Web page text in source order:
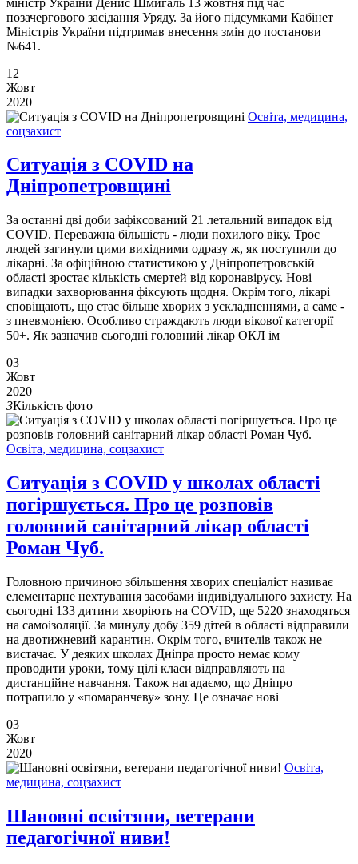
позачергового засідання Уряду. За його підсумками Кабінет
Міністрів України підтримав внесення змін до постанови
№641.
12
Жовт
2020
Освіта, медицина,
соцзахист
Ситуація з COVID на
Дніпропетровщині
За останні дві доби зафіксований 21 летальний випадок від
COVID. Переважна більшість - люди похилого віку. Троє
людей загинули цими вихідними одразу ж, як поступили до
лікарні. За офіційною статистикою у Дніпропетровській
області зростає кількість смертей від коронавірусу. Нові
випадки захворювання фіксують щодня. Окрім того, лікарі
сповіщають, що стає більше хворих з ускладненнями, а саме -
з пневмонією. Особливо страждають люди вікової категорії
50+. Як зазначив сьогодні головний лікар ОКЛ ім
03
Жовт
2020
3Кількість фото
Освіта, медицина, соцзахист
Ситуація з COVID у школах області
погіршується. Про це розповів
головний санітарний лікар області
Роман Чуб.
Головною причиною збільшення хворих спеціаліст називає
елементарне нехтування засобами індивідуального захисту. На
сьогодні 133 дитини хворіють на COVID, ще 5220 знаходяться
на самоізоляції. За минулу добу 359 дітей в області відправили
на двотижневий карантин. Окрім того, вчителів також не
вистачає. У деяких школах Дніпра просто немає кому
проводити уроки, тому цілі класи відправляють на
дистанційне навчання. Також нагадаємо, що Дніпро
потрапило у «помаранчеву» зону. Це означає нові
03
Жовт
2020
Освіта,
медицина, соцзахист
Шановні освітяни, ветерани
педагогічної ниви!